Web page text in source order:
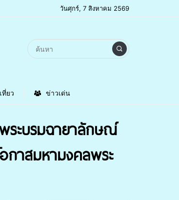
วันศุกร์, 7 สิงหาคม 2569
ที่ยว ข่าวเด่น
ระบรมฉายาลักษณ์
อกาสมหามงคลพระ